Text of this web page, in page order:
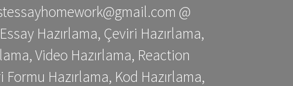
@
Hazırlama, Çeviri Hazırlama,
Video Hazırlama, Reaction
Hazırlama, Kod Hazırlama,